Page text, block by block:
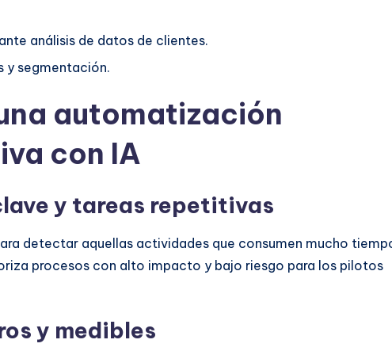
análisis de datos de clientes.
y segmentación.
automatización
con IA
y tareas repetitivas
detectar aquellas actividades que consumen mucho
procesos con alto impacto y bajo riesgo para los pilotos
y medibles